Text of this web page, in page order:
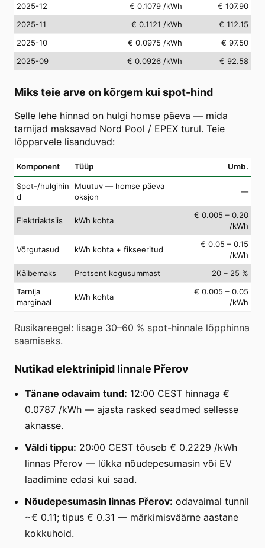
2025-12
€ 0.1079 /kWh
€ 107.90
2025-11
€ 0.1121 /kWh
€ 112.15
2025-10
€ 0.0975 /kWh
€ 97.50
2025-09
€ 0.0926 /kWh € 92.58
Miks teie arve on kõrgem kui spot-hind
Selle lehe hinnad on hulgi homse päeva — mida
tarnijad maksavad Nord Pool / EPEX turul. Teie
lõpparvele lisanduvad:
Komponent Tüüp Umb.
Spot-/hulgihin
d
Muutuv — homse päeva
oksjon
—
Elektriaktsiis kWh kohta
€ 0.005 – 0.20
/kWh
Võrgutasud kWh kohta + fikseeritud
€ 0.05 – 0.15
/kWh
Käibemaks
Protsent kogusummast
20 – 25 %
Tarnija
marginaal
kWh kohta
€ 0.005 – 0.05
/kWh
Rusikareegel: lisage 30–60 % spot-hinnale lõpphinna
saamiseks.
Nutikad elektrinipid linnale Přerov
Tänane odavaim tund: 12:00 CEST hinnaga €
0.0787 /kWh — ajasta rasked seadmed sellesse
aknasse.
Väldi tippu: 20:00 CEST tõuseb € 0.2229 /kWh
linnas Přerov — lükka nõudepesumasin või EV
laadimine edasi kui saad.
Nõudepesumasin linnas Přerov: odavaimal tunnil
~€ 0.11; tipus € 0.31 — märkimisväärne aastane
kokkuhoid.